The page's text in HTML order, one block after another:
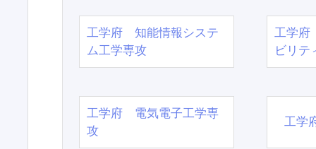
工学府 知能情報システ
ム工学専攻
工学府
ビリテ
工学府 電気電子工学専
攻
工学